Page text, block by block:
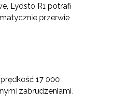
Lydsto R1 potrafi
przerwie
17 000
zabrudzeniami.